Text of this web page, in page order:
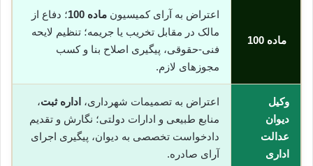
ماده 100
اعتراض به آرای کمیسیون ماده 100
؛ دفاع از
مالک در مقابل تخریب یا جریمه؛ تنظیم لایحه
فنی-حقوقی، پیگیری اصلاح بنا و کسب
مجوزهای لازم.
وکیل
دیوان
عدالت
اداری
اعتراض به تصمیمات شهرداری، اداره ثبت،
منابع طبیعی و ادارات دولتی؛ نگارش و تقدیم
دادخواست تخصصی به دیوان، پیگیری اجرای
آرای صادره.